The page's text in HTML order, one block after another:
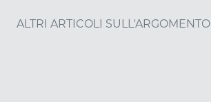
ALTRI ARTICOLI SULL'ARGOMENTO